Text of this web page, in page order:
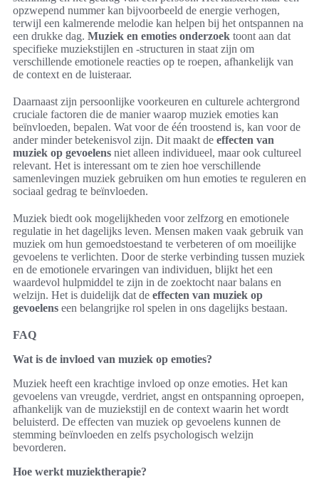
opzwepend nummer kan bijvoorbeeld de energie verhogen,
terwijl een kalmerende melodie kan helpen bij het ontspannen na
een drukke dag. Muziek en emoties onderzoek toont aan dat
specifieke muziekstijlen en -structuren in staat zijn om
verschillende emotionele reacties op te roepen, afhankelijk van
de context en de luisteraar.
Daarnaast zijn persoonlijke voorkeuren en culturele achtergrond
cruciale factoren die de manier waarop muziek emoties kan
beïnvloeden, bepalen. Wat voor de één troostend is, kan voor de
ander minder betekenisvol zijn. Dit maakt de effecten van
muziek op gevoelens niet alleen individueel, maar ook cultureel
relevant. Het is interessant om te zien hoe verschillende
samenlevingen muziek gebruiken om hun emoties te reguleren en
sociaal gedrag te beïnvloeden.
Muziek biedt ook mogelijkheden voor zelfzorg en emotionele
regulatie in het dagelijks leven. Mensen maken vaak gebruik van
muziek om hun gemoedstoestand te verbeteren of om moeilijke
gevoelens te verlichten. Door de sterke verbinding tussen muziek
en de emotionele ervaringen van individuen, blijkt het een
waardevol hulpmiddel te zijn in de zoektocht naar balans en
welzijn. Het is duidelijk dat de effecten van muziek op
gevoelens een belangrijke rol spelen in ons dagelijks bestaan.
FAQ
Wat is de invloed van muziek op emoties?
Muziek heeft een krachtige invloed op onze emoties. Het kan
gevoelens van vreugde, verdriet, angst en ontspanning oproepen,
afhankelijk van de muziekstijl en de context waarin het wordt
beluisterd. De effecten van muziek op gevoelens kunnen de
stemming beïnvloeden en zelfs psychologisch welzijn
bevorderen.
Hoe werkt muziektherapie?